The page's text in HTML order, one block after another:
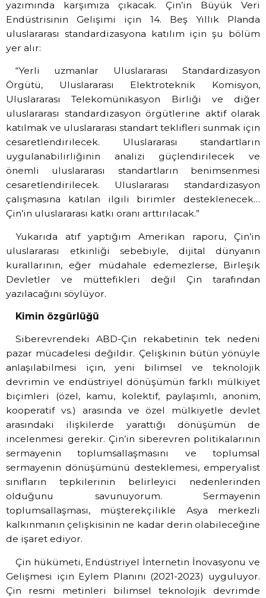
yazımında karşımıza çıkacak. Çin’in Büyük Veri
Endüstrisinin Gelişimi için 14. Beş Yıllık Planda
uluslararası standardizasyona katılım için şu bölüm
yer alır:
“Yerli uzmanlar Uluslararası Standardizasyon
Örgütü, Uluslararası Elektroteknik Komisyon,
Uluslararası Telekomünikasyon Birliği ve diğer
uluslararası standardizasyon örgütlerine aktif olarak
katılmak ve uluslararası standart teklifleri sunmak için
cesaretlendirilecek. Uluslararası standartların
uygulanabilirliğinin analizi güçlendirilecek ve
önemli uluslararası standartların benimsenmesi
cesaretlendirilecek. Uluslararası standardizasyon
çalışmasına katılan ilgili birimler desteklenecek…
Çin’in uluslararası katkı oranı arttırılacak.”
Yukarıda atıf yaptığım Amerikan raporu, Çin’in
uluslararası etkinliği sebebiyle, dijital dünyanın
kurallarının, eğer müdahale edemezlerse,Birleşik
Devletler ve müttefikleri değil Çin tarafından
yazılacağını söylüyor.
Kimin özgürlüğü
Siberevrendeki ABD-Çin rekabetinin tek nedeni
pazar mücadelesi değildir. Çelişkinin bütün yönüyle
anlaşılabilmesi için, yeni bilimsel ve teknolojik
devrimin ve endüstriyel dönüşümün farklı mülkiyet
biçimleri (özel, kamu, kolektif, paylaşımlı, anonim,
kooperatif vs.) arasında ve özel mülkiyetle devlet
arasındaki ilişkilerde yarattığı dönüşümün de
incelenmesi gerekir. Çin’in siberevren politikalarının
sermayenin toplumsallaşmasını ve toplumsal
sermayenin dönüşümünü desteklemesi, emperyalist
sınıfların tepkilerinin belirleyici nedenlerinden
olduğunu savunuyorum. Sermayenin
toplumsallaşması, müşterekçilikle Asya merkezli
kalkınmanın çelişkisinin ne kadar derin olabileceğine
de işaret ediyor.
Çin hükümeti, Endüstriyel İnternetin İnovasyonu ve
Gelişmesi için Eylem Planını (2021-2023) uyguluyor.
Çin resmi metinleri bilimsel teknolojik devrimde